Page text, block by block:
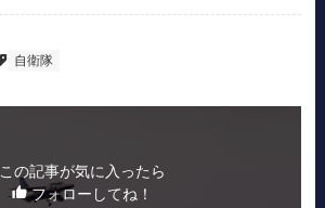
自衛隊
この記事が気に入ったら
フォローしてね！